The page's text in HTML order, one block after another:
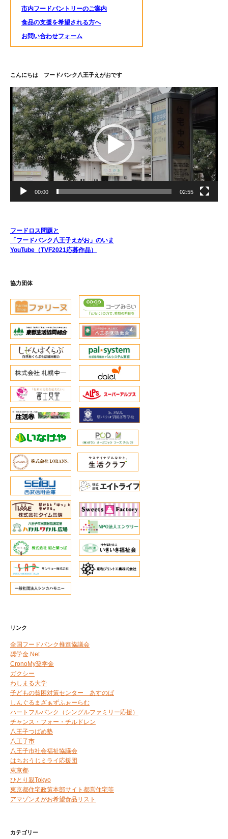
市内フードパントリーのご案内
食品の支援を希望される方へ
お問い合わせフォーム
こんにちは フードバンク八王子えがおです
動
画
プ
レ
ー
ヤ
ー
00:00 02:55
フードロス問題と
「フードバンク八王子えがお」のいま
YouTube（TVF2021応募作品）
協力団体
リンク
全国フードバンク推進協議会
奨学金.Net
CronoMy奨学金
ガクシー
わしまる大学
子どもの貧困対策センター あすのば
しんぐるまざぁずふぉーらむ
ハートフルバンク（シングルファミリー応援）
チャンス・フォー・チルドレン
八王子つばめ塾
八王子市
八王子市社会福祉協議会
はちおうじミライ応援団
東京都
ひとり親Tokyo
東京都住宅政策本部サイト都営住宅等
アマゾンえがお希望食品リスト
カテゴリー